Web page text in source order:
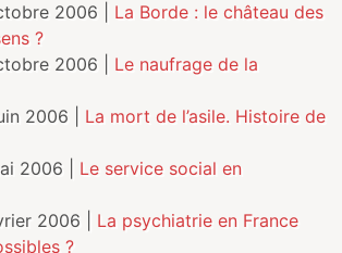
2006 | La Borde : le château des
?
2006 | Le naufrage de la
2006 | La mort de l’asile. Histoire de
2006 | Le service social en
2006 | La psychiatrie en France
?